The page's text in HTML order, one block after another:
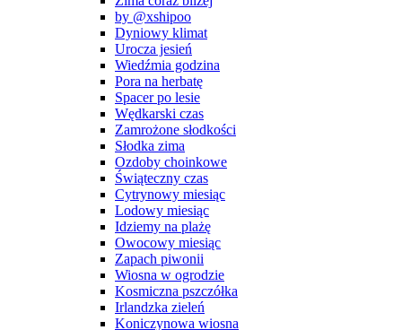
by @xshipoo
Dyniowy klimat
Urocza jesień
Wiedźmia godzina
Pora na herbatę
Spacer po lesie
Wędkarski czas
Zamrożone słodkości
Słodka zima
Ozdoby choinkowe
Świąteczny czas
Cytrynowy miesiąc
Lodowy miesiąc
Idziemy na plażę
Owocowy miesiąc
Zapach piwonii
Wiosna w ogrodzie
Kosmiczna pszczółka
Irlandzka zieleń
Koniczynowa wiosna